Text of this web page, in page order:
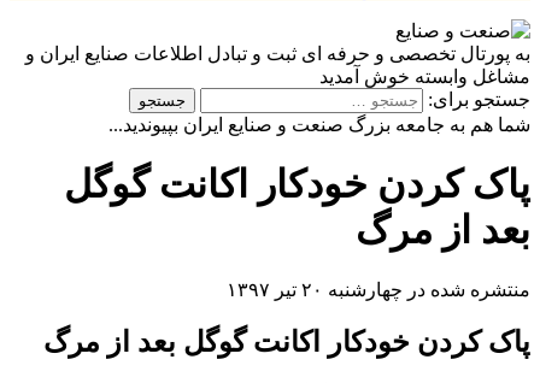
به پورتال تخصصی و حرفه ای ثبت و تبادل اطلاعات صنایع ایران و
مشاغل وابسته خوش آمدید
جستجو برای:
شما هم به جامعه بزرگ صنعت و صنایع ایران بپیوندید...
پاک کردن خودکار اکانت گوگل
بعد از مرگ
منتشره شده در چهارشنبه ۲۰ تیر ۱۳۹۷
پاک کردن خودکار اکانت گوگل بعد از مرگ